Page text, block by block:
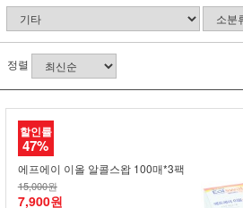
정렬
할인률
47%
에프에이 이올 알콜스왑 100매*3팩
15,000원
7,900원